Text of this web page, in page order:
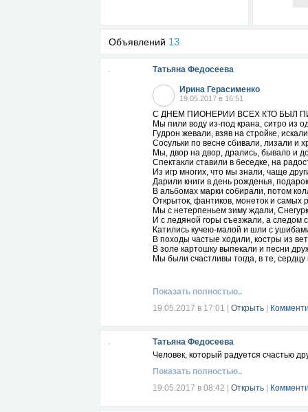
Объявлений 13
Татьяна Федосеева
Ирина Герасименко
19.05.2017 в 16:51
С ДНЕМ ПИОНЕРИИ ВСЕХ КТО БЫЛ
Мы пили воду из-под крана, ситро из
Гудрон жевали, взяв на стройке,
Сосульки по весне сбивали, лизали и
Мы, двор на двор, дрались, бывало и
Спектакли ставили в беседке, на
Из игр многих, что мы знали, чаще
Дарили книги в день рожденья,
В альбомах марки собирали, потом
Открыток, фантиков, монеток и самых
Мы с нетерпеньем зиму ждали,
И с ледяной горы съезжали, а следом
Катились кучею-малой и шли с
В походы частые ходили, костры из
В золе картошку выпекали и песни
Мы были счастливы тогда, в те,
Показать полностью..
19.05.2017 в 17:01
Открыть
Татьяна Федосеева
Человек, который радуется счастью
Показать полностью..
19.05.2017 в 08:42
Открыть